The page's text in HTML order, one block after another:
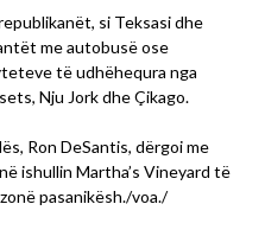
si Teksasi dhe
me autobusë ose
të udhëhequra nga
Nju Jork dhe Çikago.
Ron DeSantis, dërgoi me
ishullin Martha’s Vineyard të
pasanikësh./voa./